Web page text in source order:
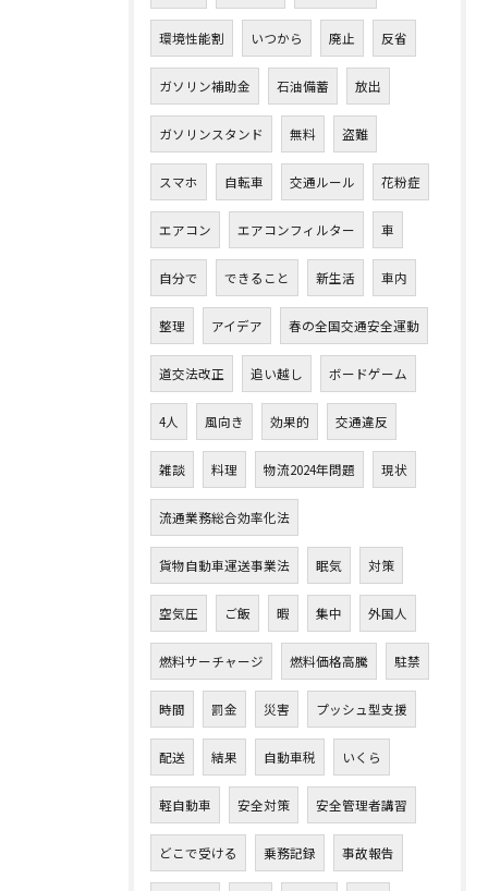
環境性能割 いつから 廃止 反省
ガソリン補助金 石油備蓄 放出
ガソリンスタンド 無料 盗難
スマホ 自転車 交通ルール 花粉症
エアコン エアコンフィルター 車
自分で できること 新生活 車内
整理 アイデア 春の全国交通安全運動
道交法改正 追い越し ボードゲーム
4人 風向き 効果的 交通違反
雑談 料理 物流2024年問題 現状
流通業務総合効率化法
貨物自動車運送事業法 眠気 対策
空気圧 ご飯 暇 集中 外国人
燃料サーチャージ 燃料価格高騰 駐禁
時間 罰金 災害 プッシュ型支援
配送 結果 自動車税 いくら
軽自動車 安全対策 安全管理者講習
どこで受ける 乗務記録 事故報告